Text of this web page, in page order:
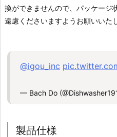
換ができませんので、パッケージ
遠慮くださいますようお願いいた
@igou_inc
— Bach Do
製品仕様